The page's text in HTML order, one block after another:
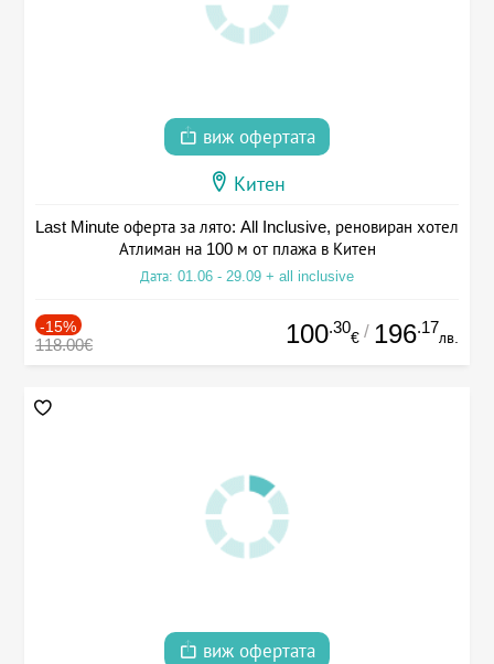
виж офертата
Китен
Last Minute оферта за лято: All Inclusive, реновиран хотел
Атлиман на 100 м от плажа в Китен
Дата: 01.06 - 29.09 + all inclusive
-15%
118.00€ 100.30
€ / 196.17
лв.
виж офертата